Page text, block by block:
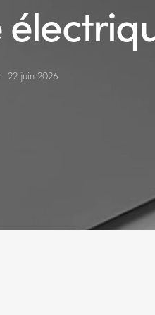
22 juin 2026